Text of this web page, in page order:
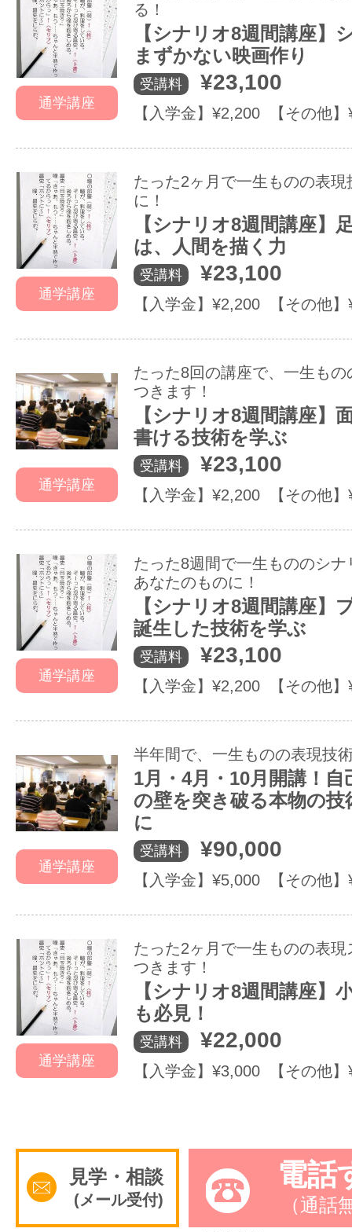
通学講座
る！
【シナリオ8週間講座】
まずかない映画作り
受講料 ¥23,100
【入学金】¥2,200 【その他】
通学講座
たった2ヶ月で一生ものの表現
に！
【シナリオ8週間講座】
は、人間を描く力
受講料 ¥23,100
【入学金】¥2,200 【その他】
通学講座
たった8回の講座で、一生もの
つきます！
【シナリオ8週間講座】
書ける技術を学ぶ
受講料 ¥23,100
【入学金】¥2,200 【その他】
通学講座
たった8週間で一生もののシナ
あなたのものに！
【シナリオ8週間講座】
誕生した技術を学ぶ
受講料 ¥23,100
【入学金】¥2,200 【その他】
通学講座
半年間で、一生ものの表現技
1月・4月・10月開講！自
の壁を突き破る本物の技
に
受講料 ¥90,000
【入学金】¥5,000 【その他】
通学講座
たった2ヶ月で一生ものの表現
つきます！
【シナリオ8週間講座】
も必見！
受講料 ¥22,000
【入学金】¥3,000 【その他】
見学・相談
(メール受付)
電話
（通話